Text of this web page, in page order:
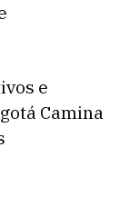
e
Camina